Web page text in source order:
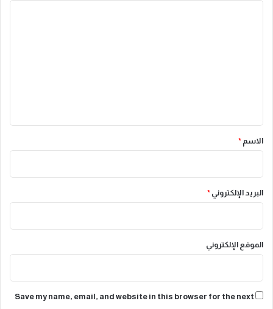
*
الاسم *
البريد الإلكتروني *
الموقع الإلكتروني
Save my name, email, and website in this browser for the next